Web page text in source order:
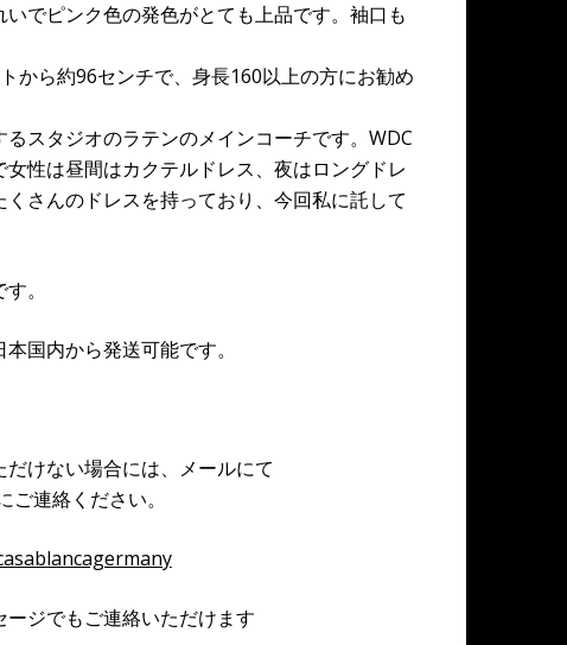
でピンク色の発色がとても上品です。袖口も
から約96センチで、身長160以上の方にお勧め
スタジオのラテンのメインコーチです。WDC
性は昼間はカクテルドレス、夜はロングドレ
さんのドレスを持っており、今回私に託して
。
国内から発送可能です。
けない場合には、メールにて
ご連絡ください。
ジでもご連絡いただけます